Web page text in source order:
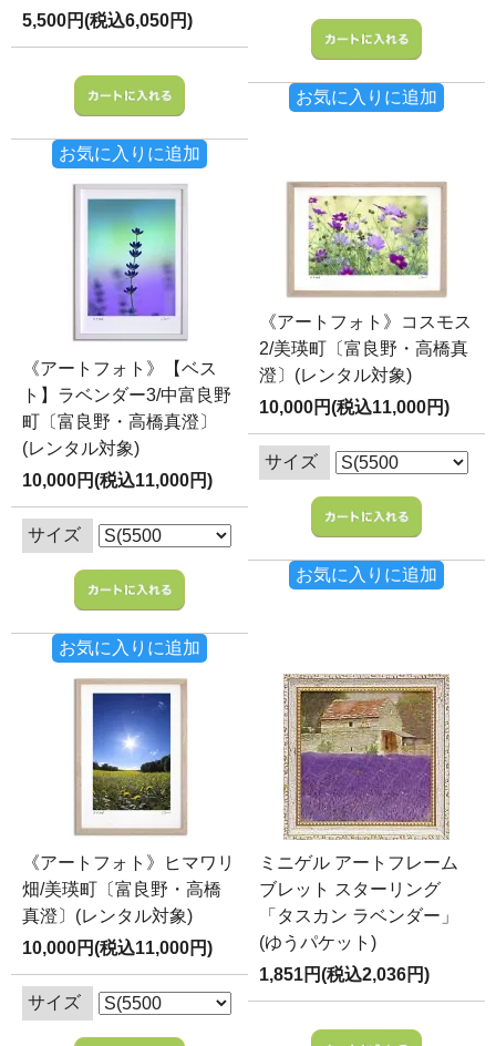
5,500円(税込6,050円)
お気に入りに追加
お気に入りに追加
《アートフォト》【ベス
ト】ラベンダー3/中富良野
町〔富良野・高橋真澄〕
(レンタル対象)
10,000円(税込11,000円)
サイズ
お気に入りに追加
《アートフォト》コスモス
2/美瑛町〔富良野・高橋真
澄〕(レンタル対象)
10,000円(税込11,000円)
サイズ
お気に入りに追加
《アートフォト》ヒマワリ
畑/美瑛町〔富良野・高橋
真澄〕(レンタル対象)
10,000円(税込11,000円)
サイズ
ミニゲル アートフレーム
ブレット スターリング
「タスカン ラベンダー」
(ゆうパケット)
1,851円(税込2,036円)